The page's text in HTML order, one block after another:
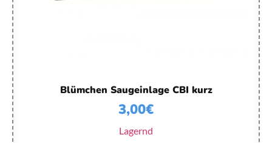
Blümchen Saugeinlage CBI kurz
3,00€
Lagernd